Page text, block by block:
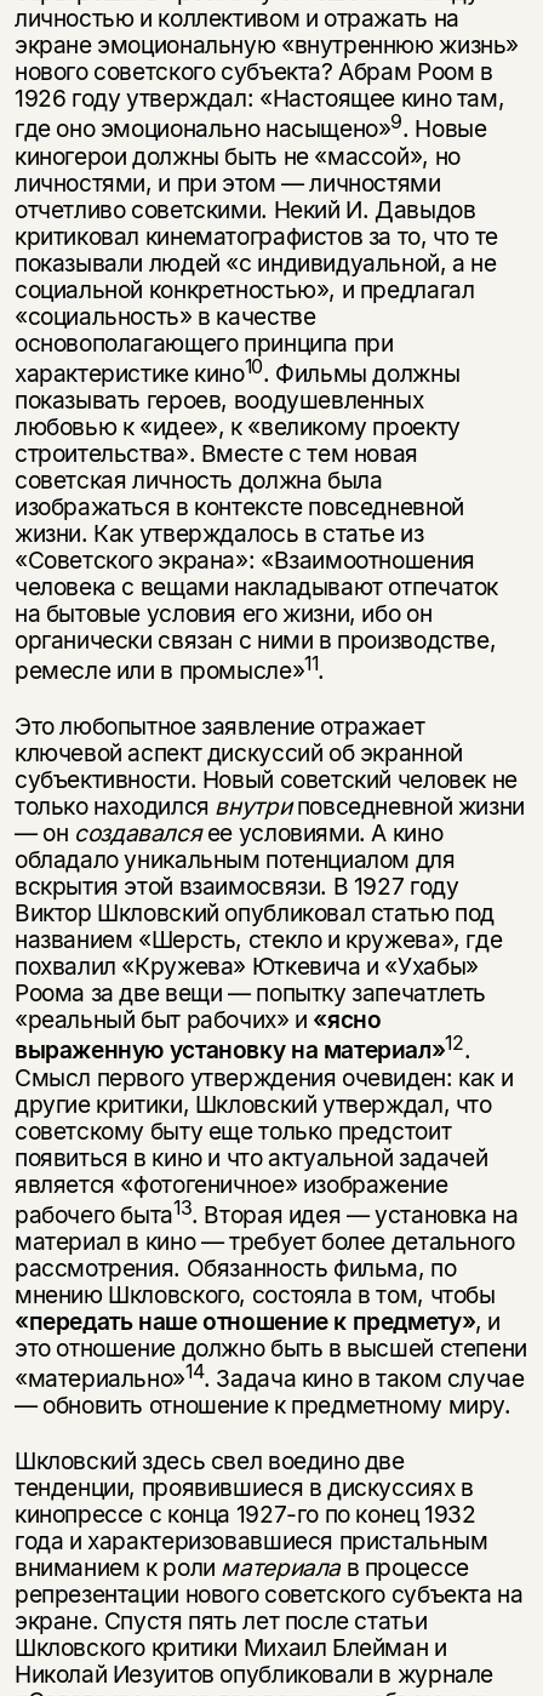
личностью и коллективом и отра­жать на
экране эмоциональную «внутреннюю жизнь»
нового советского субъекта? Абрам Роом в
1926 году утверждал: «Настоящее кино там,
где оно эмоционально насыщено»9. Новые
киногерои должны быть не «массой», но
личностями, и при этом — личностями
отчетливо советскими. Некий И. Да­выдов
критиковал кинематографистов за то, что те
показывали людей «с индивидуальной, а не
социальной конкретностью», и предлагал
«социальность» в качестве
основополагающего принципа при
характеристике кино10. Фильмы должны
показывать героев, воодушевленных
любовью к «идее», к «великому проекту
строительства». Вместе с тем новая
советская личность должна была
изображаться в контексте повседневной
жизни. Как утвержда­лось в статье из
«Советского экрана»: «Взаимоотношения
человека с вещами накладывают отпечаток
на бытовые условия его жизни, ибо он
органически связан с ними в производстве,
ремесле или в промысле»11.
Это любопытное заявление отражает
ключевой аспект дискуссий об эк­ранной
субъективности. Новый советский человек не
только находился внутриповседневной жизни
— он создавалсяее условиями. А кино
обладало уникальным потенциалом для
вскрытия этой взаимосвязи. В 1927 году
Виктор Шкловский опубликовал статью под
названием «Шерсть, стекло и кру­жева», где
похвалил «Кружева» Юткевича и «Ухабы»
Роома за две вещи — попытку запечатлеть
«реальный быт рабочих» и «ясно
выраженную уста­новку на материал»12.
Смысл первого утверждения очевиден: как и
другие критики, Шкловский утверждал, что
советскому быту еще только предстоит
появиться в кино и что актуальной задачей
является «фотогеничное» изоб­ражение
рабочего быта13. Вторая идея — установка на
материал в кино — требует более детального
рассмотрения. Обязанность фильма, по
мнению Шкловского, состояла в том, чтобы
«передать наше отношение к предмету», и
это отношение должно быть в высшей степени
«материально»14. Задача кино в таком случае
— обновить отношение к предметному миру.
Шкловский здесь свел воедино две
тенденции, проявившиеся в дискус­сиях в
кинопрессе с конца 1927-го по конец 1932
года и характеризовавшиеся пристальным
вниманием к роли материала в процессе
репрезентации нового советского субъекта на
экране. Спустя пять лет после статьи
Шкловского критики Михаил Блейман и
Николай Иезуитов опубликовали в журнале